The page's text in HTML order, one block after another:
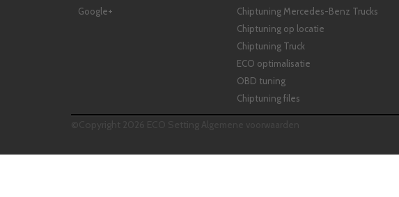
Google+
Chiptuning Mercedes-Benz Trucks
Chiptuning op locatie
Chiptuning Truck
ECO optimalisatie
OBD tuning
Chiptuning files
©Copyright 2026 ECO Setting